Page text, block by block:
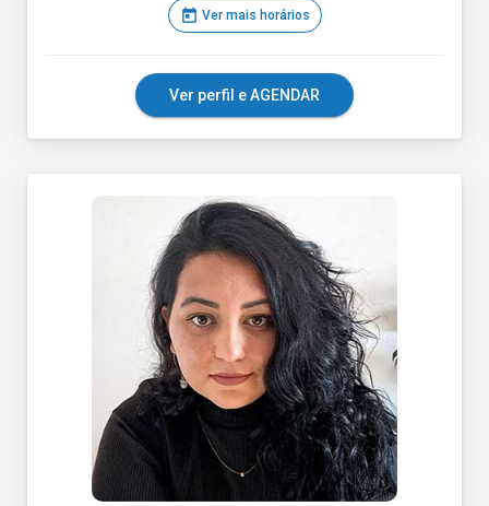
today Ver mais horários
Ver perfil e AGENDAR